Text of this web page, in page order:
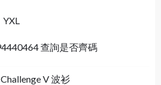
查詢是否齊碼
Challenge V 波衫